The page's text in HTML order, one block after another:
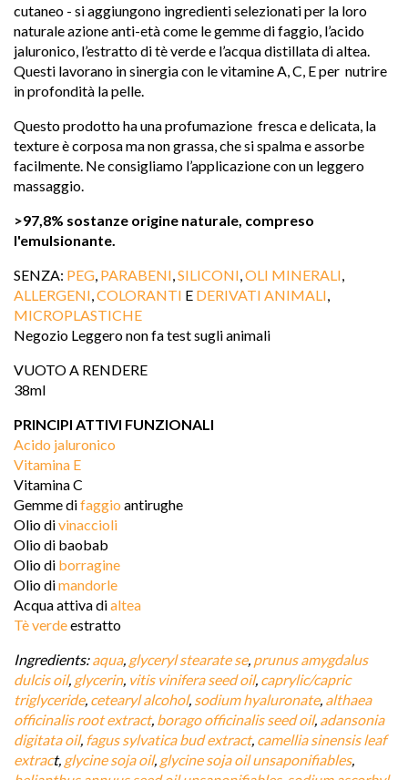

favorite
cutaneo - si aggiungono ingredienti selezionati per la loro
naturale azione anti-età come le gemme di faggio, l’acido
jaluronico, l’estratto di tè verde e l’acqua distillata di altea.
Questi lavorano in sinergia con le vitamine A, C, E per  nutrire
in profondità la pelle.
Questo prodotto ha una profumazione  fresca e delicata, la
texture è corposa ma non grassa, che si spalma e assorbe
facilmente. Ne consigliamo l’applicazione con un leggero
massaggio.
>97,8% sostanze origine naturale, compreso
l'emulsionante.
SENZA: PEG PARABENI SILICONI OLI MINERALI
ALLERGENI COLORANTI E DERIVATI ANIMALI
MICROPLASTICHE
Negozio Leggero non fa test sugli animali
VUOTO A RENDERE
38ml
PRINCIPI ATTIVI FUNZIONALI
Acido jaluronico
Vitamina E
Vitamina C
Gemme di faggio antirughe
Olio di vinaccioli
Olio di baobab
Olio di borragine
Olio di mandorle
Acqua attiva di altea
Tè verde estratto
Ingredients: aqua, glyceryl stearate se, prunus amygdalus
dulcis oil, glycerin, vitis vinifera seed oil, caprylic/capric
triglyceride, cetearyl alcohol, sodium hyaluronate, althaea
officinalis root extract, borago officinalis seed oil, adansonia
digitata oil, fagus sylvatica bud extract, camellia sinensis leaf
extract, glycine soja oil, glycine soja oil unsaponifiables,